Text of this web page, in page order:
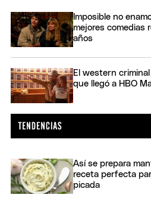
Imposible no
mejores comedias
años
El western
que llegó a HBO
Así se prepara
receta perfecta
picada